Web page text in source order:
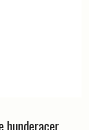
hunderacer